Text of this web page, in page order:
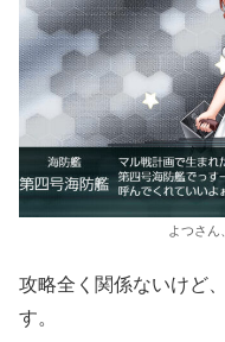
よつさん
攻略全く関係ないけど
す。